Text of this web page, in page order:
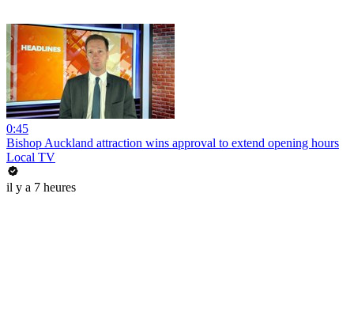
0:45
Bishop Auckland attraction wins approval to extend opening hours
Local TV
il y a 7 heures